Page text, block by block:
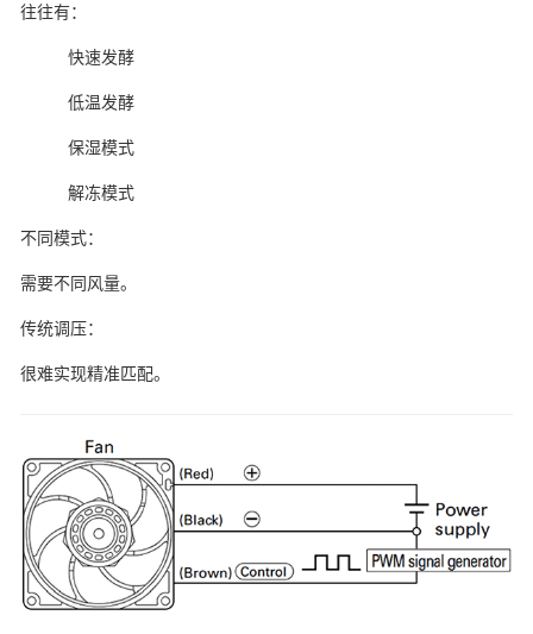
往往有：
快速发酵
低温发酵
保湿模式
解冻模式
不同模式：
需要不同风量。
传统调压：
很难实现精准匹配。